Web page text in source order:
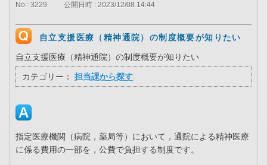
No : 3229 公開日時 : 2023/12/08 14:44
自立支援医療（精神通院）の制度概要が知りたい
自立支援医療（精神通院）の制度概要が知りたい
カテゴリー： 担当課から探す
指定医療機関（病院，薬局等）において，通院による精神医療
に係る費用の一部を，公費で負担する制度です。